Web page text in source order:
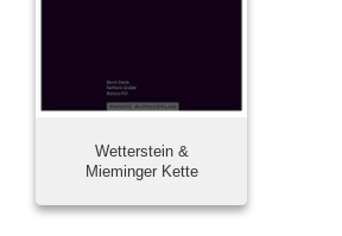
Wetterstein &
Mieminger Kette